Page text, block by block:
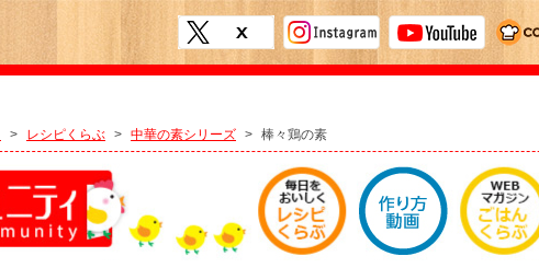
> レシピくらぶ > 中華の素シリーズ > 棒々鶏の素